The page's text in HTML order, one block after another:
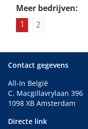
Meer bedrijven:
1
2
Contact gegevens
All-In België
C. Macgillavrylaan 396
1098 XB Amsterdam
Directe link